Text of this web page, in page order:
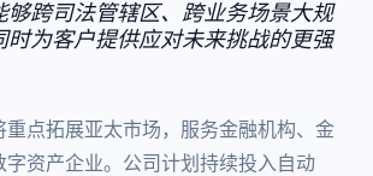
够跨司法管辖区、跨业务场景大规
时为客户提供应对未来挑战的更强
点拓展亚太市场，服务金融机构、金
字资产企业。公司计划持续投入自动